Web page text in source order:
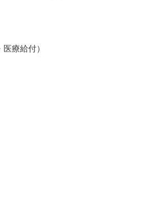
療給付）